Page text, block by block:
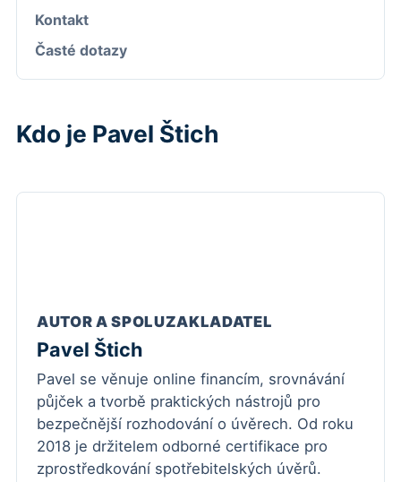
Kontakt
Časté dotazy
Kdo je Pavel Štich
AUTOR A SPOLUZAKLADATEL
Pavel Štich
Pavel se věnuje online financím, srovnávání
půjček a tvorbě praktických nástrojů pro
bezpečnější rozhodování o úvěrech. Od roku
2018 je držitelem odborné certifikace pro
zprostředkování spotřebitelských úvěrů.